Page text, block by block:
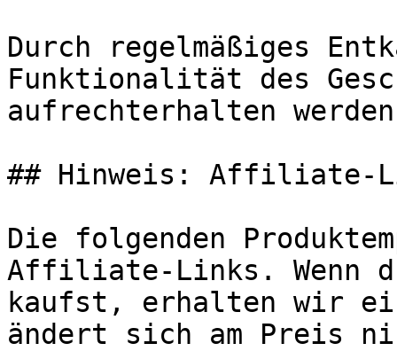
Durch regelmäßiges
Funktionalität des
aufrechterhalten
## Hinweis: Affiliate-
Die folgenden
Affiliate-Links. Wenn
kaufst, erhalten wir
ändert sich am Preis